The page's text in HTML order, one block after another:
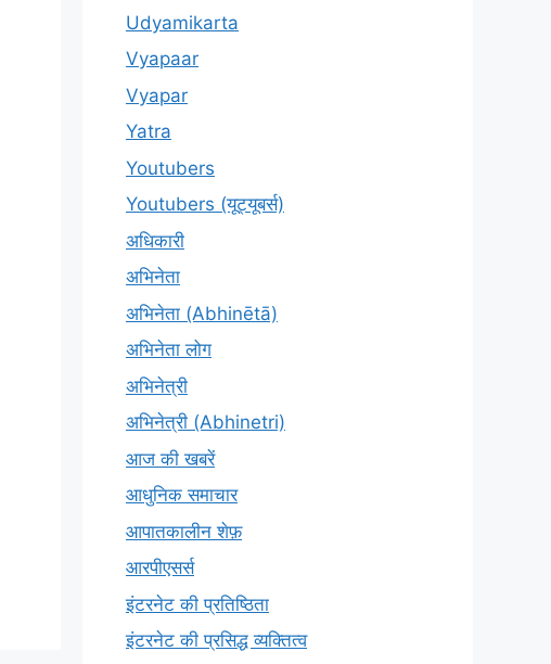
Udyamikarta
Vyapaar
Vyapar
Yatra
Youtubers
Youtubers (यूट्यूबर्स)
अधिकारी
अभिनेता
अभिनेता (Abhinētā)
अभिनेता लोग
अभिनेत्री
अभिनेत्री (Abhinetri)
आज की खबरें
आधुनिक समाचार
आपातकालीन शेफ़
आरपीएसर्स
इंटरनेट की प्रतिष्ठिता
इंटरनेट की प्रसिद्ध व्यक्तित्व